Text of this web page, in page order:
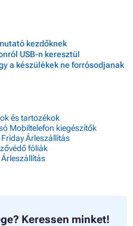
kezdőknek
USB-n keresztül
a készülékek ne forrósodjanak
és tartozékok
Mobiltelefon kiegészítők
Árleszállítás
fóliák
Keressen minket!